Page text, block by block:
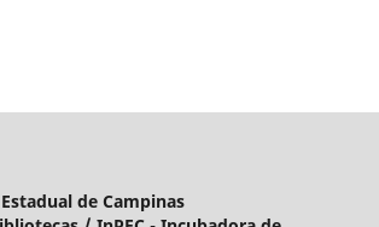
de Campinas